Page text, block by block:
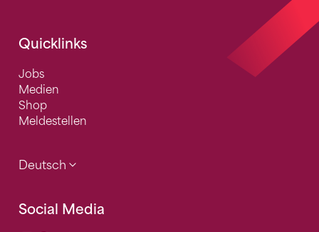
Quicklinks
Jobs
Medien
Shop
Meldestellen
Deutsch
Social Media